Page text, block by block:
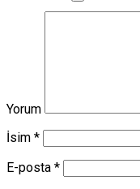
Yorum
İsim *
E-posta *